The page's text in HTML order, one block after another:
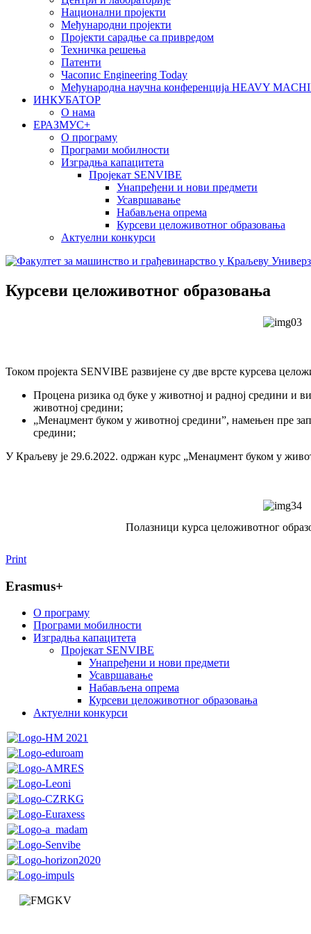
Национални пројекти
Међународни пројекти
Пројекти сарадње са привредом
Техничка решења
Патенти
Часопис Engineering Today
Међународна научна конференција HEAVY
ИНКУБАТОР
О нама
EРАЗМУС+
О програму
Програми мобилности
Изградња капацитета
Пројекат SENVIBE
Унапређени и нови предмети
Усавршавање
Набављена опрема
Курсеви целоживотног образовања
Актуелни конкурси
Курсеви целоживотног образовања
Током пројекта SENVIBE развијене су две врсте курсева
Процена ризика од буке у животној и радној средини и
животној средини;
„Менаџмент буком у животној средини”, намењен пре
средини;
У Краљеву је 29.6.2022. одржан курс „Менаџмент буком у
Полазници курса целоживотног
Print
Erasmus+
O програму
Програми мобилности
Изградња капацитета
Пројекат SENVIBE
Унапређени и нови предмети
Усавршавање
Набављена опрема
Курсеви целоживотног образовања
Актуелни конкурси